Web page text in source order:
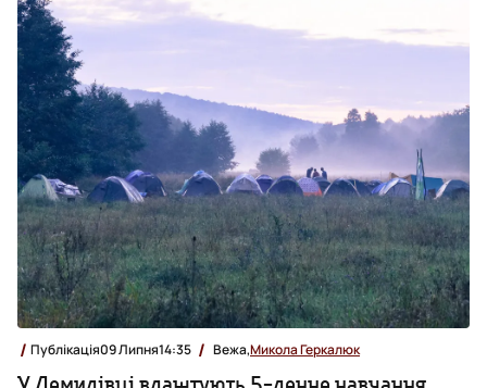
Публікація09 Липня14:35 Вежа,Микола Геркалюк